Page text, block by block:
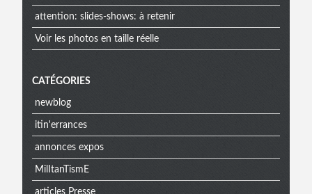
attention: slides-shows: à retenir
Voir les photos en taille réelle
CATÉGORIES
newblog
itin'errances
annonces expos
MilItanTismE
articles Presse